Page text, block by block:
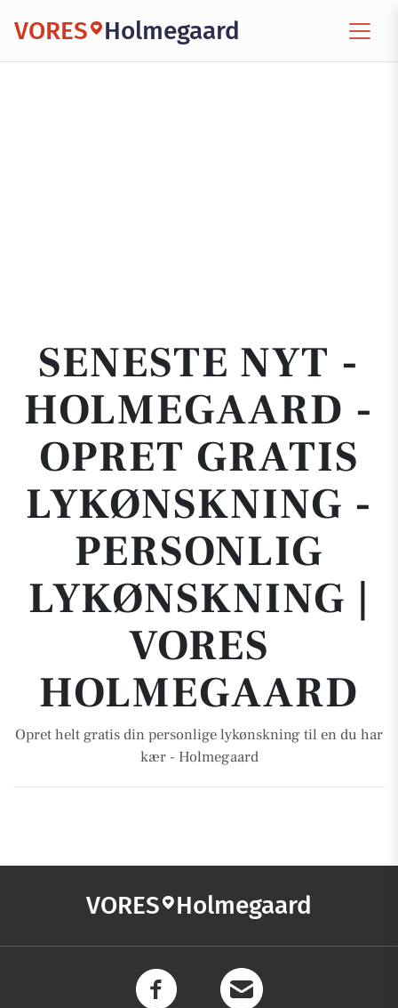
VORES Holmegaard
SENESTE NYT -
HOLMEGAARD -
OPRET GRATIS
LYKØNSKNING -
PERSONLIG
LYKØNSKNING |
VORES
HOLMEGAARD
Opret helt gratis din personlige lykønskning til en du har
kær - Holmegaard
VORES Holmegaard